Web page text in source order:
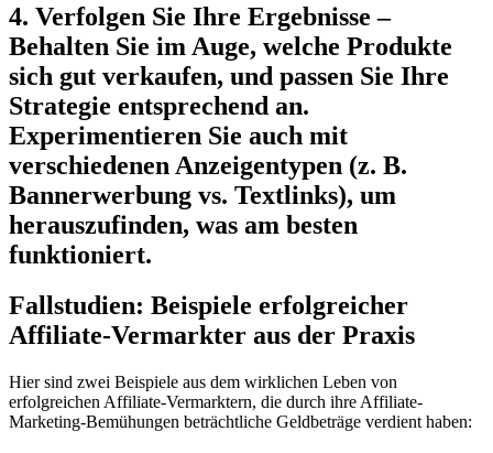
4. Verfolgen Sie Ihre Ergebnisse –
Behalten Sie im Auge, welche Produkte
sich gut verkaufen, und passen Sie Ihre
Strategie entsprechend an.
Experimentieren Sie auch mit
verschiedenen Anzeigentypen (z. B.
Bannerwerbung vs. Textlinks), um
herauszufinden, was am besten
funktioniert.
Fallstudien: Beispiele erfolgreicher
Affiliate-Vermarkter aus der Praxis
Hier sind zwei Beispiele aus dem wirklichen Leben von
erfolgreichen Affiliate-Vermarktern, die durch ihre Affiliate-
Marketing-Bemühungen beträchtliche Geldbeträge verdient haben: